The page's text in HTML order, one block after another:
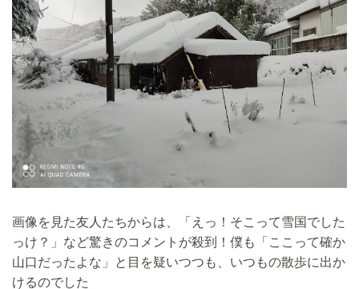
画像を見た友人たちからは、「えっ！そこって雪国でした
っけ？」など驚きのコメントが殺到！僕も「ここって確か
山口だったよな」と目を疑いつつも、いつもの散歩に出か
けるのでした